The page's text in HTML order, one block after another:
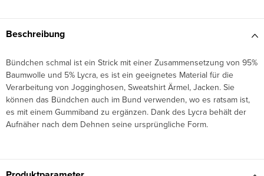
Beschreibung
Bündchen schmal ist ein Strick mit einer Zusammensetzung von 95%
Baumwolle und 5% Lycra, es ist ein geeignetes Material für die
Verarbeitung von Jogginghosen, Sweatshirt Ärmel, Jacken. Sie
können das Bündchen auch im Bund verwenden, wo es ratsam ist,
es mit einem Gummiband zu ergänzen. Dank des Lycra behält der
Aufnäher nach dem Dehnen seine ursprüngliche Form.